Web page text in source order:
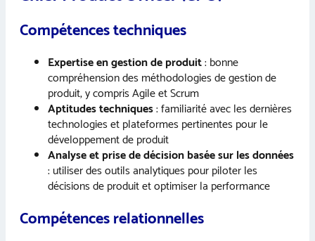
Compétences techniques
Expertise en gestion de produit: bonne
compréhension des méthodologies de gestion de
produit, y compris Agile et Scrum
Aptitudes techniques: familiarité avec les dernières
technologies et plateformes pertinentes pour le
développement de produit
Analyse et prise de décision basée sur les données
: utiliser des outils analytiques pour piloter les
décisions de produit et optimiser la performance
Compétences relationnelles